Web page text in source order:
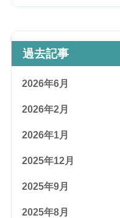
過去記事
2026年6月
2026年2月
2026年1月
2025年12月
2025年9月
2025年8月